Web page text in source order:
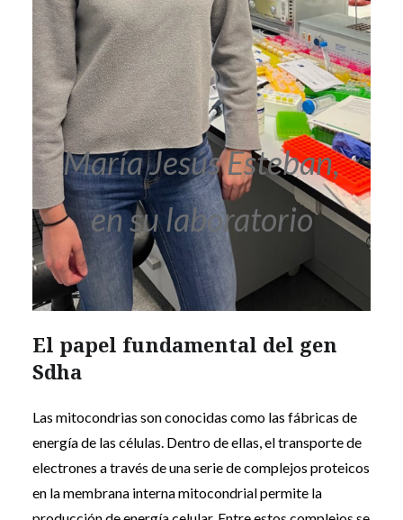
María Jesús Esteban,
en su laboratorio
El papel fundamental del gen
Sdha
Las mitocondrias son conocidas como las fábricas de
energía de las células. Dentro de ellas, el transporte de
electrones a través de una serie de complejos proteicos
en la membrana interna mitocondrial permite la